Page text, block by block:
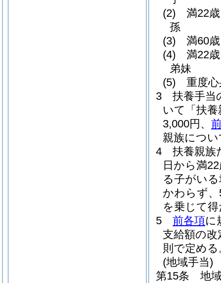
(2)
満22
孫
(3)
満60
(4)
満22
弟妹
(5)
重度
3
扶養手当
いて「扶
3,000円、
親族につ
4
扶養親族
日から満
る子がい
かわらず
を乗じて
5
前各項に
支給額の
則で定める
(地域手当)
第15条
地